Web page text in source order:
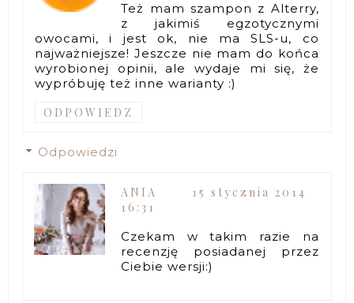
Też mam szampon z Alterry,
z jakimiś egzotycznymi
owocami, i jest ok, nie ma SLS-u, co
najważniejsze! Jeszcze nie mam do końca
wyrobionej opinii, ale wydaje mi się, że
wypróbuję też inne warianty :)
ODPOWIEDZ
Odpowiedzi
ANIA
15 stycznia 2014
16:31
Czekam w takim razie na
recenzję posiadanej przez
Ciebie wersji:)